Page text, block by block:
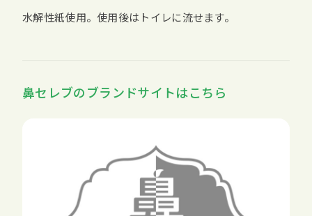
水解性紙使用。使用後はトイレに流せます。
鼻セレブのブランドサイトはこちら